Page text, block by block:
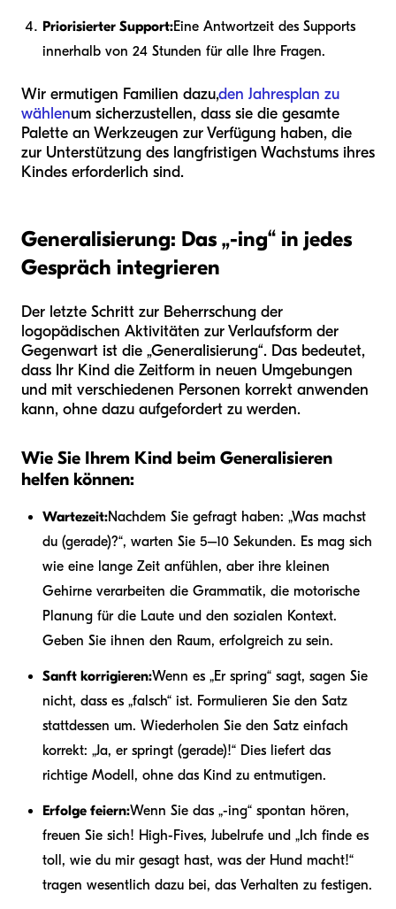
Priorisierter Support:Eine Antwortzeit des Supports
innerhalb von 24 Stunden für alle Ihre Fragen.
Wir ermutigen Familien dazu,den Jahresplan zu
wählenum sicherzustellen, dass sie die gesamte
Palette an Werkzeugen zur Verfügung haben, die
zur Unterstützung des langfristigen Wachstums ihres
Kindes erforderlich sind.
Generalisierung: Das „-ing“ in jedes
Gespräch integrieren
Der letzte Schritt zur Beherrschung der
logopädischen Aktivitäten zur Verlaufsform der
Gegenwart ist die „Generalisierung“. Das bedeutet,
dass Ihr Kind die Zeitform in neuen Umgebungen
und mit verschiedenen Personen korrekt anwenden
kann, ohne dazu aufgefordert zu werden.
Wie Sie Ihrem Kind beim Generalisieren
helfen können:
Wartezeit:Nachdem Sie gefragt haben: „Was machst
du (gerade)?“, warten Sie 5–10 Sekunden. Es mag sich
wie eine lange Zeit anfühlen, aber ihre kleinen
Gehirne verarbeiten die Grammatik, die motorische
Planung für die Laute und den sozialen Kontext.
Geben Sie ihnen den Raum, erfolgreich zu sein.
Sanft korrigieren:Wenn es „Er spring“ sagt, sagen Sie
nicht, dass es „falsch“ ist. Formulieren Sie den Satz
stattdessen um. Wiederholen Sie den Satz einfach
korrekt: „Ja, er springt (gerade)!“ Dies liefert das
richtige Modell, ohne das Kind zu entmutigen.
Erfolge feiern:Wenn Sie das „-ing“ spontan hören,
freuen Sie sich! High-Fives, Jubelrufe und „Ich finde es
toll, wie du mir gesagt hast, was der Hund macht!“
tragen wesentlich dazu bei, das Verhalten zu festigen.